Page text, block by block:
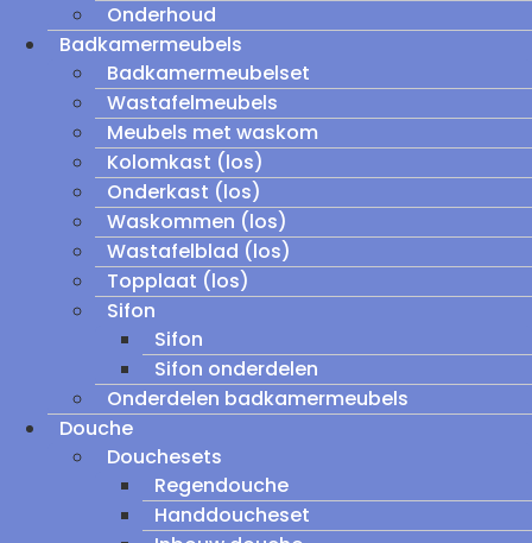
Onderhoud
Badkamermeubels
Badkamermeubelset
Wastafelmeubels
Meubels met waskom
Kolomkast (los)
Onderkast (los)
Waskommen (los)
Wastafelblad (los)
Topplaat (los)
Sifon
Sifon
Sifon onderdelen
Onderdelen badkamermeubels
Douche
Douchesets
Regendouche
Handdoucheset